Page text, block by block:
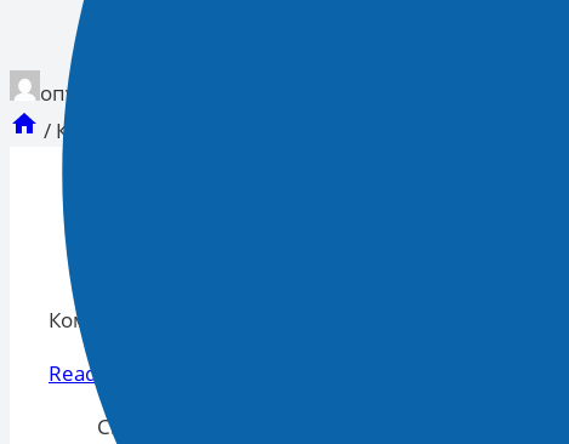
опубликован
/ Кому поднимут зарплаты с 1 января, рассказали в
Кому поднимут зарплаты с 1 января, рассказали в
Read More
Смотрите Все Актуальные